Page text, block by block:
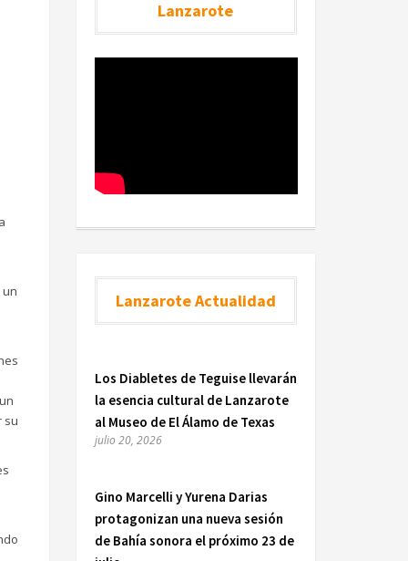
su
Lanzarote
Lanzarote Actualidad
Los Diabletes de Teguise llevarán
la esencia cultural de Lanzarote
al Museo de El Álamo de Texas
julio 20, 2026
Gino Marcelli y Yurena Darias
protagonizan una nueva sesión
de Bahía sonora el próximo 23 de